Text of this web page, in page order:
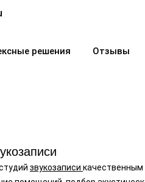
решения Отзывы
звукозаписи